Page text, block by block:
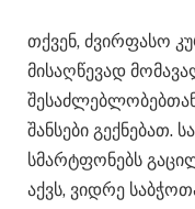
თქვენ, ძვირფასო
მისაღწევად
შანსები გექნებათ.
სმარტფონებს
აქვს, ვიდრე